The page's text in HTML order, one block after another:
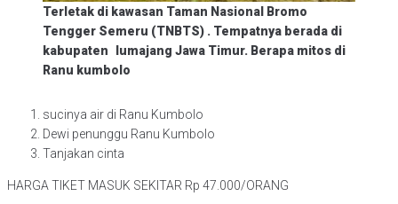
Terletak di kawasan Taman Nasional Bromo
Tengger Semeru (TNBTS) . Tempatnya berada di
kabupaten
lumajang Jawa Timur. Berapa mitos di
Ranu kumbolo
sucinya air di Ranu Kumbolo
Dewi penunggu Ranu Kumbolo
Tanjakan cinta
HARGA TIKET MASUK SEKITAR Rp 47.000/ORANG